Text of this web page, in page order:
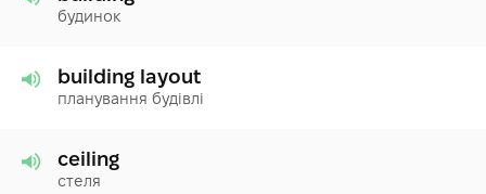
будинок
building layout
планування будівлі
ceiling
стеля